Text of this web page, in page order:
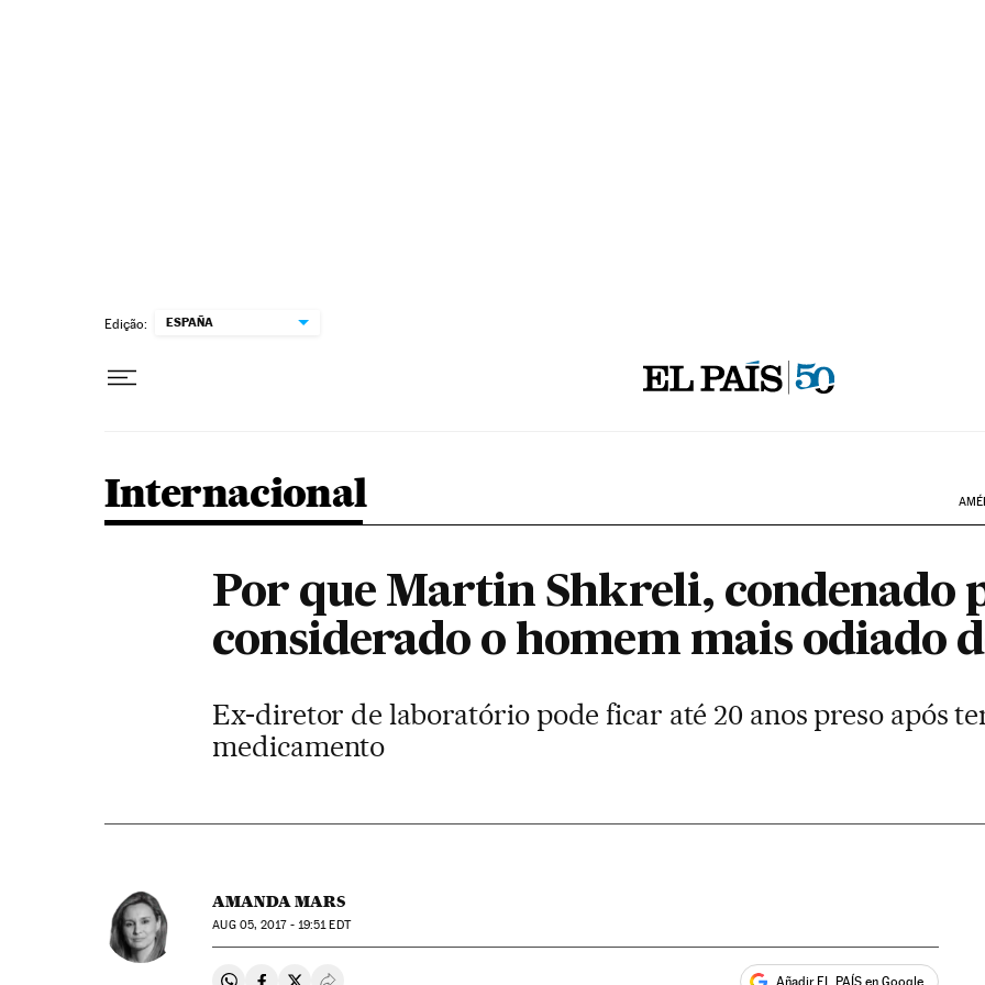
Edição: ESPAÑA
Internacional
Por que Martin Shkreli, condenado
considerado o homem mais odiado
Ex-diretor de laboratório pode ficar até 20 anos preso após
medicamento
AMANDA MARS
AUG05, 2017 - 19:51EDT
Añadir EL PAÍS en Google